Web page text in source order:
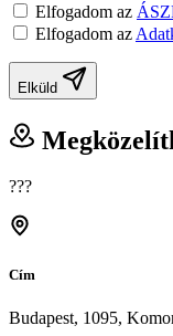
Elfogadom az
Elfogadom az
Elküld
???
Cím
Budapest, 1095,